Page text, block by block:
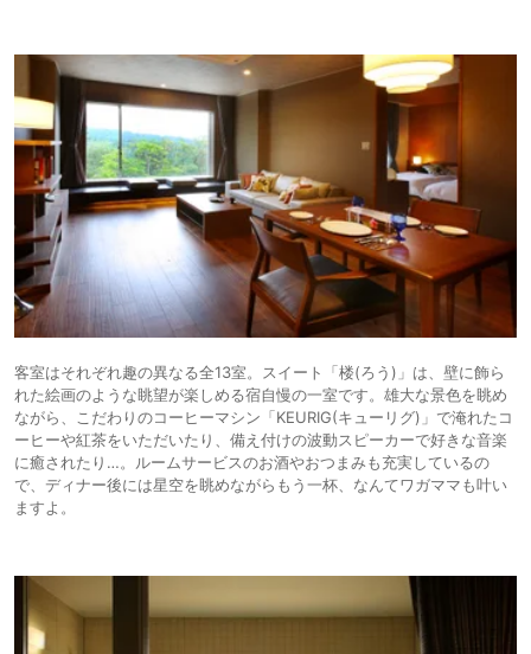
客室はそれぞれ趣の異なる全13室。スイート「楼(ろう)」は、壁に飾ら
れた絵画のような眺望が楽しめる宿自慢の一室です。雄大な景色を眺め
ながら、こだわりのコーヒーマシン「KEURIG(キューリグ)」で淹れたコ
ーヒーや紅茶をいただいたり、備え付けの波動スピーカーで好きな音楽
に癒されたり…。ルームサービスのお酒やおつまみも充実しているの
で、ディナー後には星空を眺めながらもう一杯、なんてワガママも叶い
ますよ。